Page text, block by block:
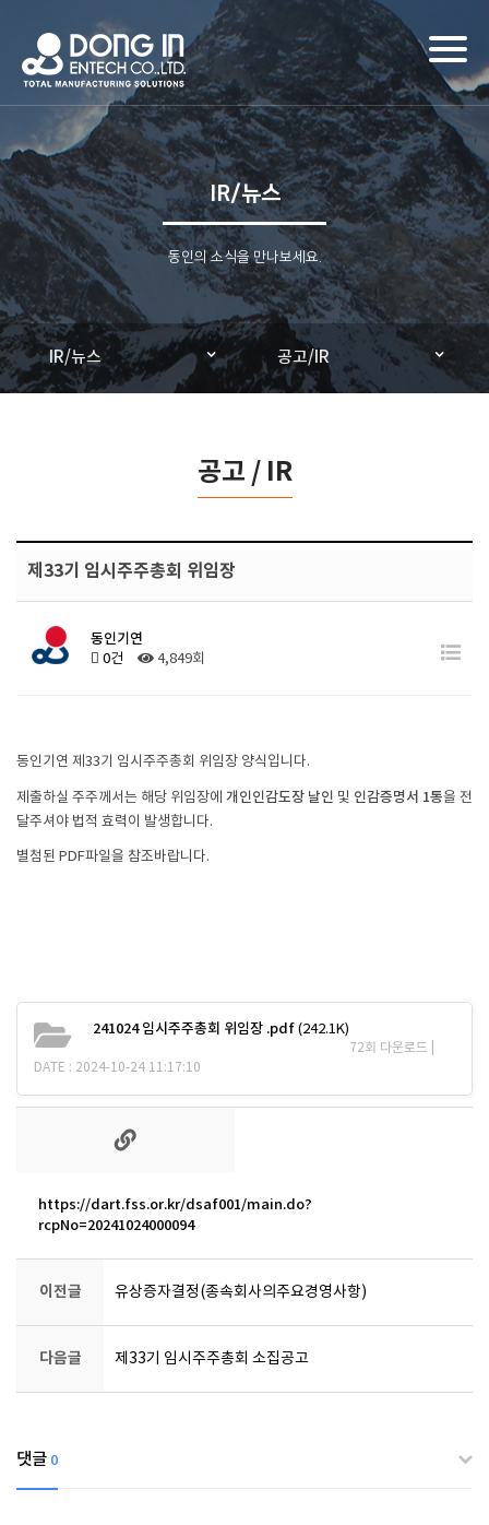
IR/뉴스
동인의 소식을 만나보세요.
IR/뉴스 공고/IR
공고 / IR
제33기 임시주주총회 위임장
동인기연
0건 4,849회
동인기연 제33기 임시주주총회 위임장 양식입니다.
제출하실 주주께서는 해당 위임장에 개인인감도장 날인 및 인감증명서 1통을 전
달주셔야 법적 효력이 발생합니다.
별첨된 PDF파일을 참조바랍니다.
241024 임시주주총회 위임장 .pdf (242.1K)
72회 다운로드 |
DATE : 2024-10-24 11:17:10
https://dart.fss.or.kr/dsaf001/main.do?
rcpNo=20241024000094
이전글 유상증자결정(종속회사의주요경영사항)
다음글 제33기 임시주주총회 소집공고
댓글 0